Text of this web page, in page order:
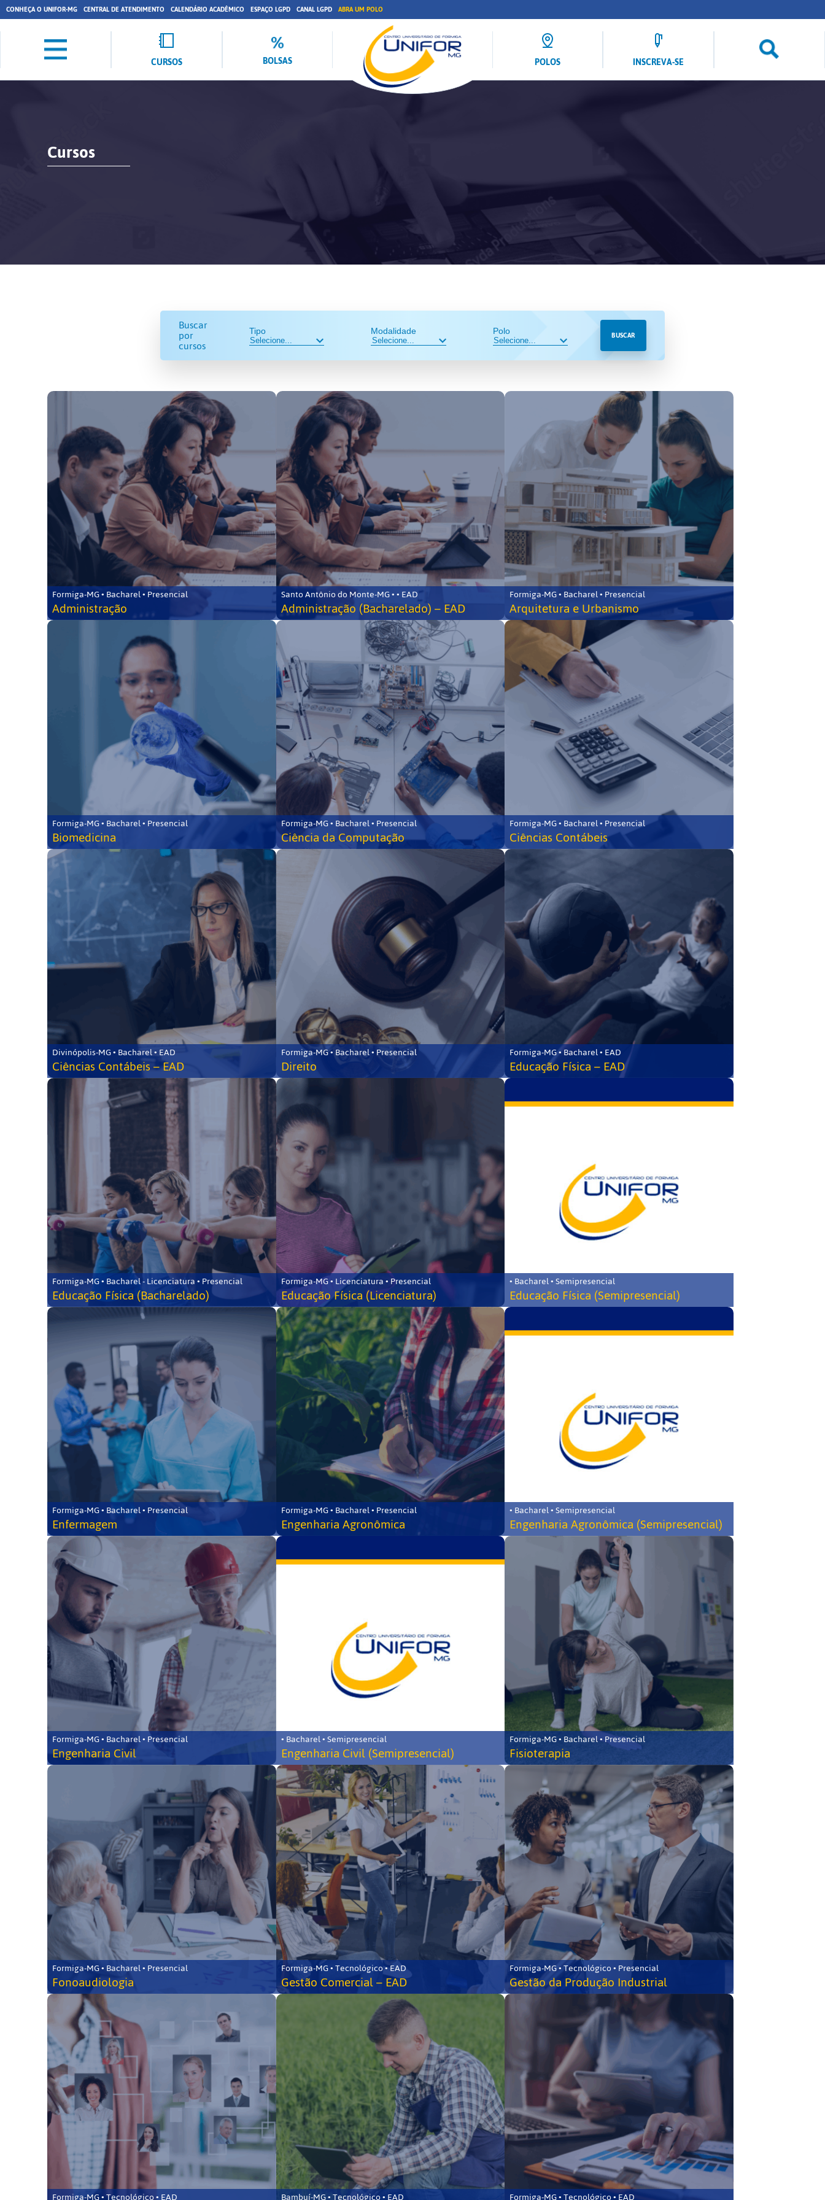
CONHEÇA O UNIFOR-MG CENTRAL DE ATENDIMENTO CALENDÁRIO ACADÊMICO ESPAÇO LGPD CANAL LGPD ABRA UM POLO
CURSOS BOLSAS POLOS INSCREVA-SE
Cursos
Buscar
por
cursos
Tipo Modalidade Polo BUSCAR
Formiga-MG • Bacharel • Presencial
Administração
Santo Antônio do Monte-MG • • EAD
Administração (Bacharelado) – EAD
Formiga-MG • Bacharel • Presencial
Arquitetura e Urbanismo
Formiga-MG • Bacharel • Presencial
Biomedicina
Formiga-MG • Bacharel • Presencial
Ciência da Computação
Formiga-MG • Bacharel • Presencial
Ciências Contábeis
Divinópolis-MG • Bacharel • EAD
Ciências Contábeis – EAD
Formiga-MG • Bacharel • Presencial
Direito
Formiga-MG • Bacharel • EAD
Educação Física – EAD
Formiga-MG • Bacharel - Licenciatura • Presencial
Educação Física (Bacharelado)
Formiga-MG • Licenciatura • Presencial
Educação Física (Licenciatura)
• Bacharel • Semipresencial
Educação Física (Semipresencial)
Formiga-MG • Bacharel • Presencial
Enfermagem
Formiga-MG • Bacharel • Presencial
Engenharia Agronômica
• Bacharel • Semipresencial
Engenharia Agronômica (Semipresencial)
Formiga-MG • Bacharel • Presencial
Engenharia Civil
• Bacharel • Semipresencial
Engenharia Civil (Semipresencial)
Formiga-MG • Bacharel • Presencial
Fisioterapia
Formiga-MG • Bacharel • Presencial
Fonoaudiologia
Formiga-MG • Tecnológico • EAD
Gestão Comercial – EAD
Formiga-MG • Tecnológico • Presencial
Gestão da Produção Industrial